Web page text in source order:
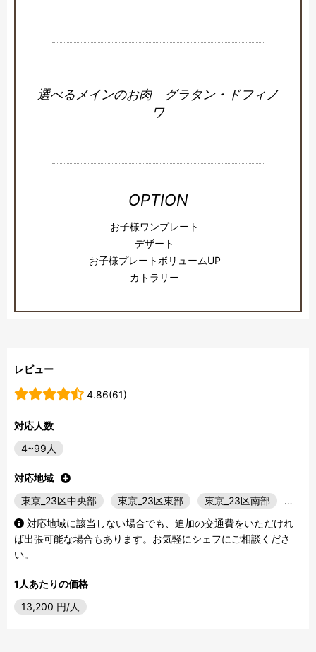
選べるメインのお肉 グラタン・ドフィノ
ワ
OPTION
お子様ワンプレート
デザート
お子様プレートボリュームUP
カトラリー
レビュー
4.86(61)
対応人数
4~99人
対応地域
東京_23区中央部
東京_23区東部 東京_23区南部
…
対応地域に該当しない場合でも、追加の交通費をいただけれ
ば出張可能な場合もあります。お気軽にシェフにご相談くださ
い。
1人あたりの価格
13,200 円/人